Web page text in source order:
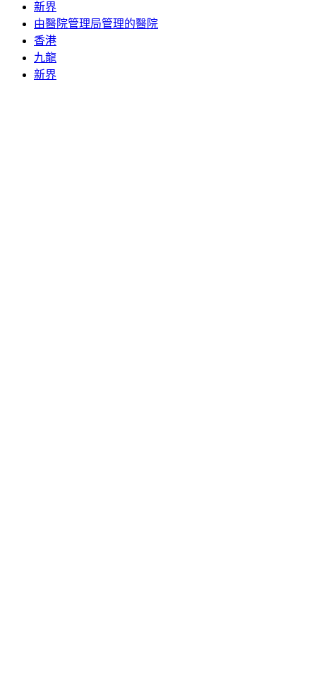
新界
由醫院管理局管理的醫院
香港
九龍
新界